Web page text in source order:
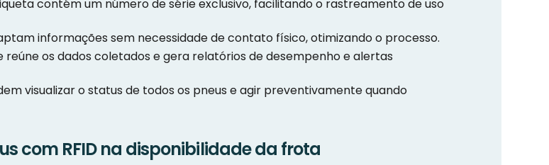
contém um número de série exclusivo, facilitando o rastreamento de uso
informações sem necessidade de contato físico, otimizando o processo.
reúne os dados coletados e gera relatórios de desempenho e alertas
visualizar o status de todos os pneus e agir preventivamente quando
com RFID na disponibilidade da frota